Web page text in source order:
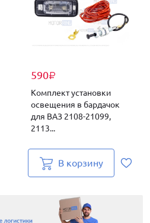
590₽
Комплект установки
освещения в бардачок
для ВАЗ 2108-21099,
2113...
В корзину